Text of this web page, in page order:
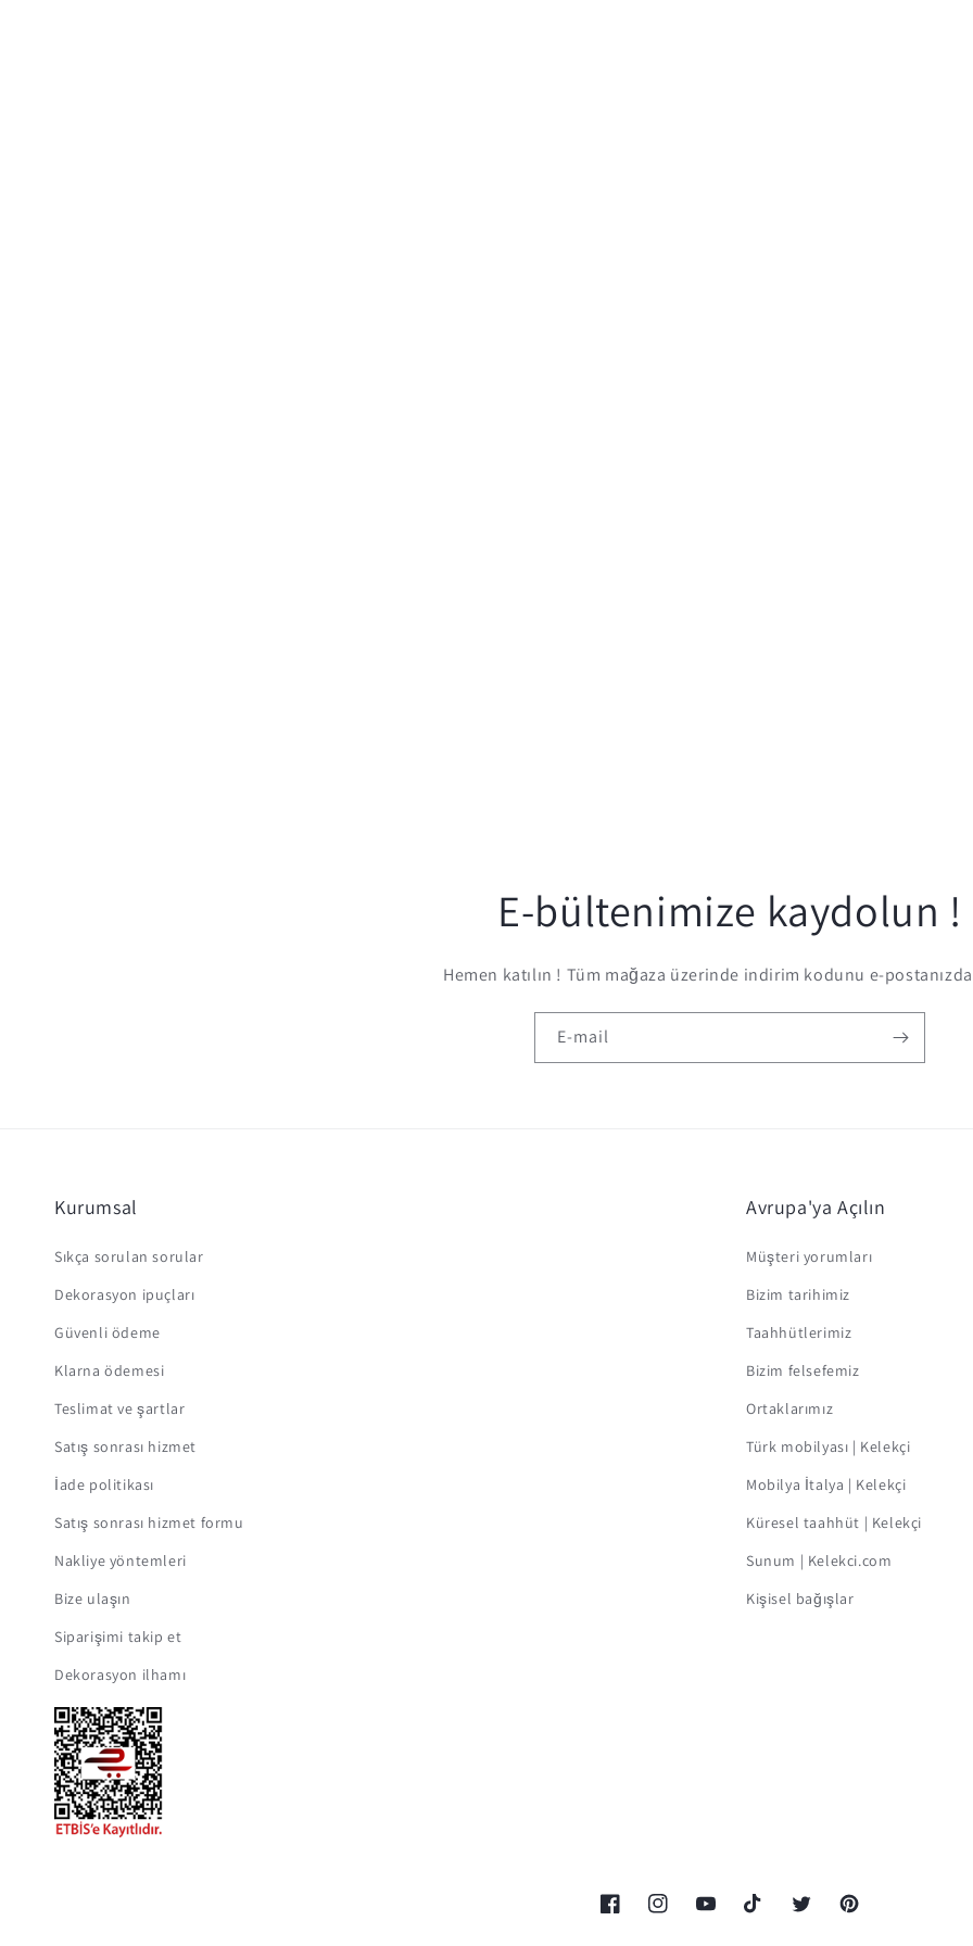
E-bültenimize kaydolun !
Hemen katılın ! Tüm mağaza üzerinde indirim kodunu e-postanızda
E-mail
Kurumsal
Sıkça sorulan sorular
Dekorasyon ipuçları
Güvenli ödeme
Klarna ödemesi
Teslimat ve şartlar
Satış sonrası hizmet
İade politikası
Satış sonrası hizmet formu
Nakliye yöntemleri
Bize ulaşın
Siparişimi takip et
Dekorasyon ilhamı
Avrupa'ya Açılın
Müşteri yorumları
Bizim tarihimiz
Taahhütlerimiz
Bizim felsefemiz
Ortaklarımız
Türk mobilyası | Kelekçi
Mobilya İtalya | Kelekçi
Küresel taahhüt | Kelekçi
Sunum | Kelekci.com
Kişisel bağışlar
FacebookInstagramYouTubeTikTok TwitterPinterest